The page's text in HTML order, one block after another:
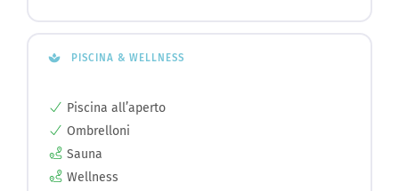
PISCINA & WELLNESS
Piscina all’aperto
Ombrelloni
Sauna
Wellness